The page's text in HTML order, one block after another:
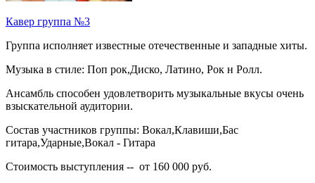
Кавер группа №3
Группа исполняет известные отечественные и западные хиты.
Музыка в стиле: Поп рок,Диско, Латино, Рок н Ролл.
Ансамбль способен удовлетворить музыкальные вкусы очень
взыскательной аудитории.
Состав участников группы: Вокал,Клавиши,Бас
гитара,Ударные,Вокал - Гитара
Стоимость выступления -- от 160 000 руб.